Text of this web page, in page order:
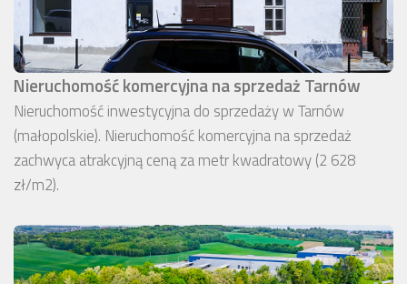
Nieruchomość komercyjna na sprzedaż Tarnów
Nieruchomość inwestycyjna do sprzedaży w Tarnów
(małopolskie). Nieruchomość komercyjna na sprzedaż
zachwyca atrakcyjną ceną za metr kwadratowy (2 628
zł/m2).